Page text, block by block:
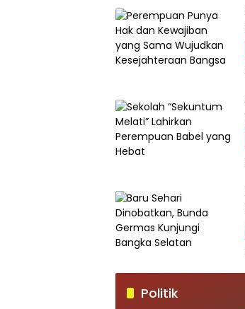
Politik